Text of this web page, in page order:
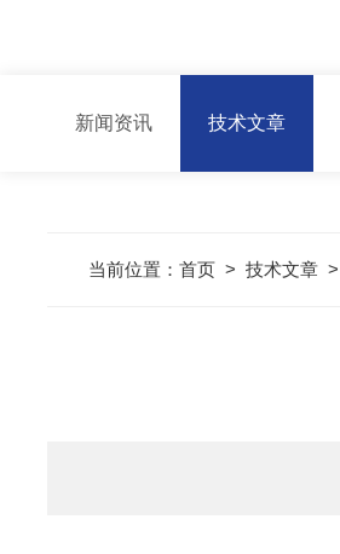
新闻资讯 技术文章
当前位置： 首页 > 技术文章 >